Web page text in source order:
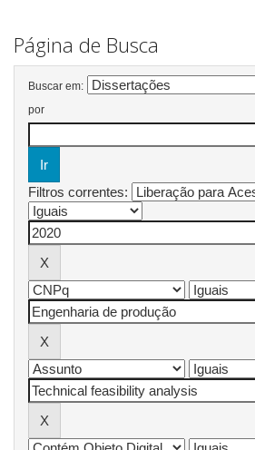
Página de Busca
Buscar em:
por
Filtros correntes: